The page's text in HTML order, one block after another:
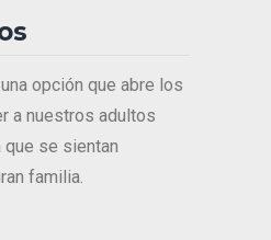
opción que abre los
a nuestros adultos
se sientan
familia.